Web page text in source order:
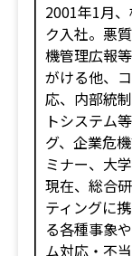
2001年1月
ク入社。悪
機管理広報
がける他、
応、内部統
トシステム
グ、企業危
ミナー、大
現在、総合
ティングに
る各種事象
ム対応・不